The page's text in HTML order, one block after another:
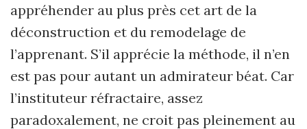
appréhender au plus près cet art de la
déconstruction et du remodelage de
l’apprenant. S’il apprécie la méthode, il n’en
est pas pour autant un admirateur béat. Car
l’instituteur réfractaire, assez
paradoxalement, ne croit pas pleinement au